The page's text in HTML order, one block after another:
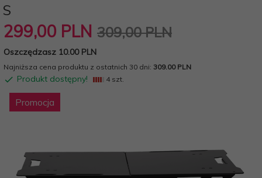
S
299,00 PLN 309,00 PLN
Oszczędzasz 10.00 PLN
Najniższa cena produktu z ostatnich 30 dni: 309.00 PLN
Produkt dostępny! 4 szt.
Promocja